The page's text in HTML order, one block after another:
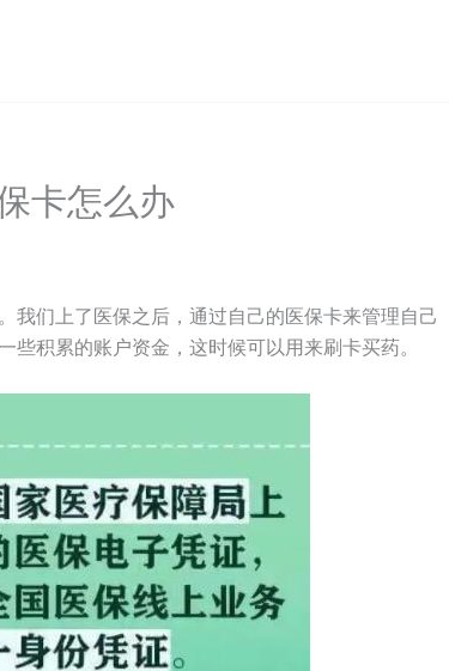
卡怎么办
我们上了医保之后，通过自己的医保卡来管理自己
积累的账户资金，这时候可以用来刷卡买药。